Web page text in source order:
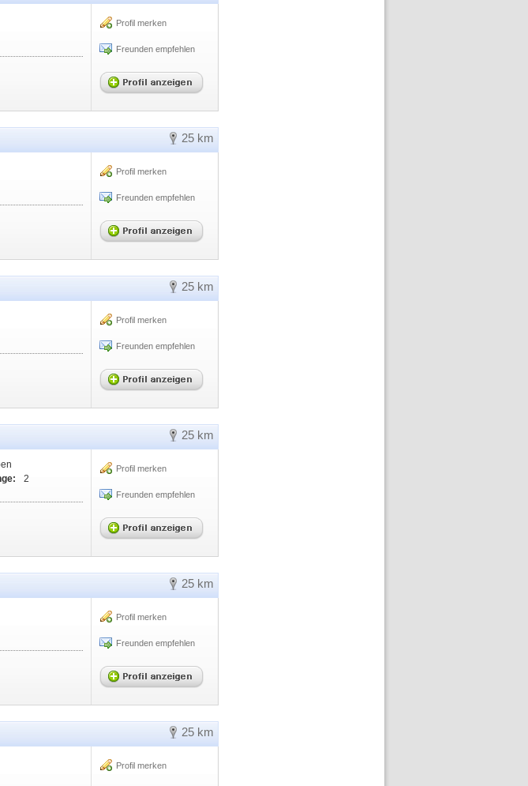
Profil merken
Freunden empfehlen
25 km
Profil merken
Freunden empfehlen
25 km
Profil merken
Freunden empfehlen
25 km
2
Profil merken
Freunden empfehlen
25 km
Profil merken
Freunden empfehlen
25 km
Profil merken